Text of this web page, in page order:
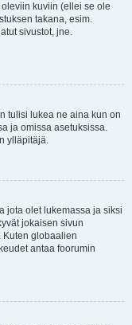
kuviin (ellei se ole
takana, esim.
sivustot, jne.
tulisi lukea ne aina kun on
ja omissa asetuksissa.
ylläpitäjä.
jota olet lukemassa ja siksi
jokaisen sivun
Kuten globaalien
antaa foorumin